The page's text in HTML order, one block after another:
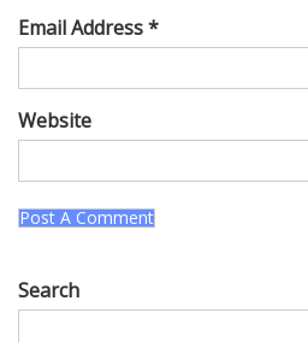
Email Address *
Website
Search